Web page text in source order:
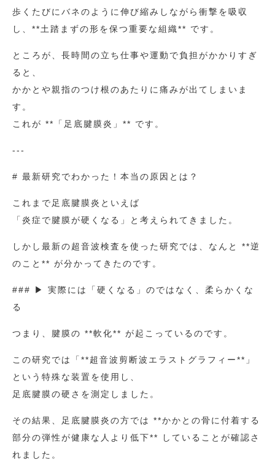
歩くたびにバネのように伸び縮みしながら衝撃を吸収
し、**土踏まずの形を保つ重要な組織** です。
ところが、長時間の立ち仕事や運動で負担がかかりすぎ
ると、
かかとや親指のつけ根のあたりに痛みが出てしまいま
す。
これが **「足底腱膜炎」** です。
---
# 最新研究でわかった！本当の原因とは？
これまで足底腱膜炎といえば
「炎症で腱膜が硬くなる」と考えられてきました。
しかし最新の超音波検査を使った研究では、なんと **逆
のこと** が分かってきたのです。
### ▶ 実際には「硬くなる」のではなく、柔らかくな
る
つまり、腱膜の **軟化** が起こっているのです。
この研究では「**超音波剪断波エラストグラフィー**」
という特殊な装置を使用し、
足底腱膜の硬さを測定しました。
その結果、足底腱膜炎の方では **かかとの骨に付着する
部分の弾性が健康な人より低下** していることが確認さ
れました。